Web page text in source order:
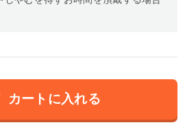
カートに入れる